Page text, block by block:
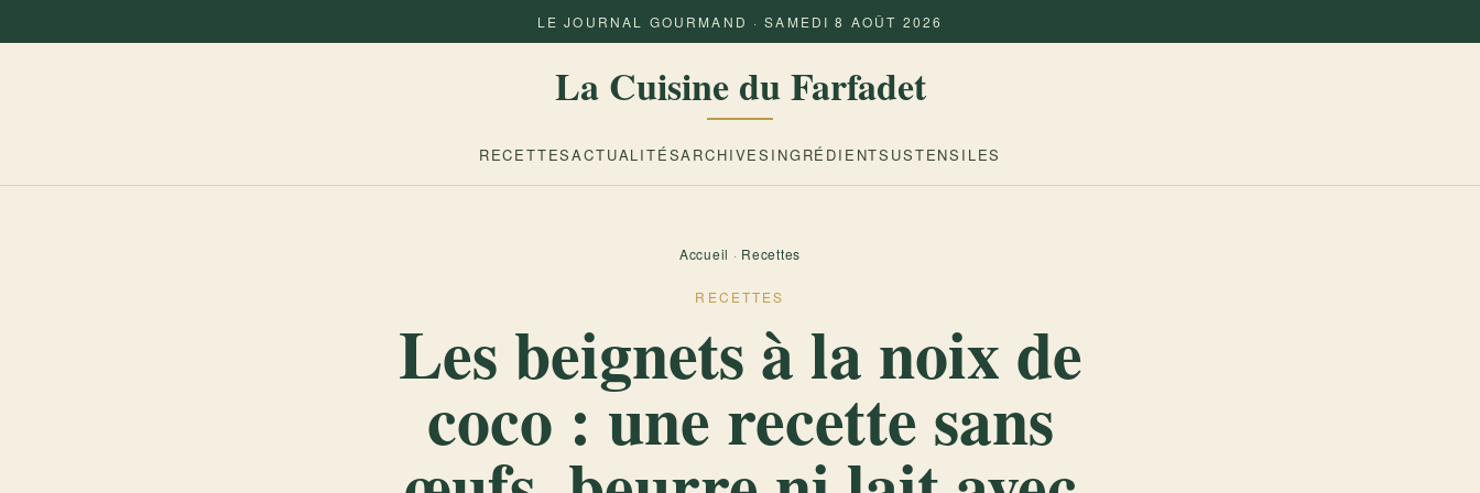
LE JOURNAL GOURMAND · SAMEDI 8 AOÛT 2026
La Cuisine du Farfadet
RECETTESACTUALITÉSARCHIVES INGRÉDIENTS USTENSILES
Accueil · Recettes
RECETTES
Les beignets à la noix de
coco : une recette sans